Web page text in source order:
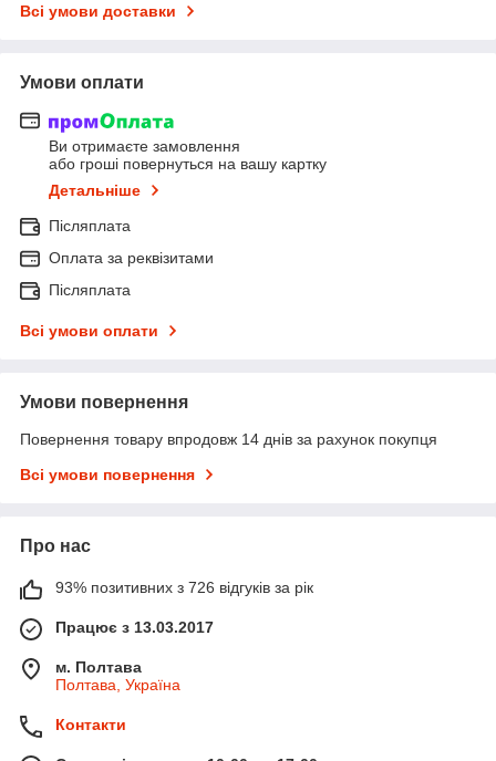
Всі умови доставки
Умови оплати
Ви отримаєте замовлення
або гроші повернуться на вашу картку
Детальніше
Післяплата
Оплата за реквізитами
Післяплата
Всі умови оплати
Умови повернення
Повернення товару впродовж 14 днів за рахунок покупця
Всі умови повернення
Про нас
93% позитивних з 726 відгуків за рік
Працює з 13.03.2017
м. Полтава
Полтава, Україна
Контакти